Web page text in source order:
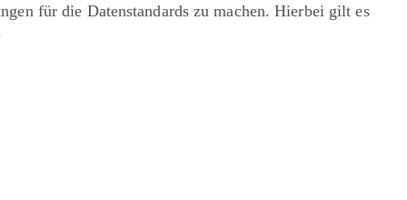
für die Datenstandards zu machen. Hierbei gilt es